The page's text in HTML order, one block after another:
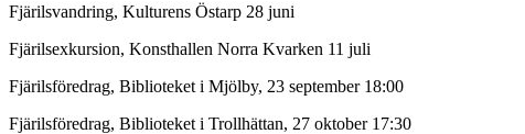
Fjärilsvandring, Kulturens Östarp 28 juni
Fjärilsexkursion, Konsthallen Norra Kvarken 11 juli
Fjärilsföredrag, Biblioteket i Mjölby, 23 september 18:00
Fjärilsföredrag, Biblioteket i Trollhättan, 27 oktober 17:30